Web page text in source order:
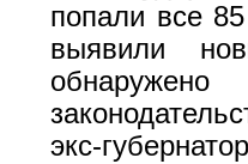
попали все
выявили
экс-